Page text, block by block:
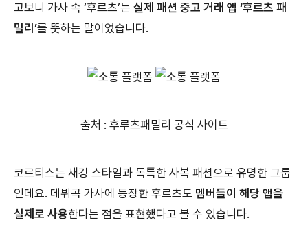
고보니 가사 속 ‘후르츠’는 실제 패션 중고 거래 앱 ‘후르츠 패
밀리’를 뜻하는 말이었습니다.
출처 : 후루츠패밀리 공식 사이트
코르티스는 새깅 스타일과 독특한 사복 패션으로 유명한 그룹
인데요. 데뷔곡 가사에 등장한 후르츠도 멤버들이 해당 앱을
실제로 사용한다는 점을 표현했다고 볼 수 있습니다.